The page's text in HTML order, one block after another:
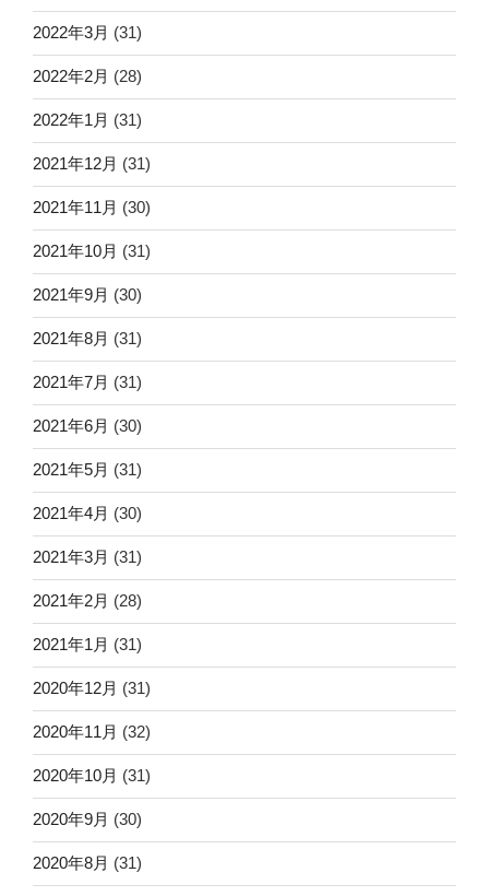
2022年3月 (31)
2022年2月 (28)
2022年1月 (31)
2021年12月 (31)
2021年11月 (30)
2021年10月 (31)
2021年9月 (30)
2021年8月 (31)
2021年7月 (31)
2021年6月 (30)
2021年5月 (31)
2021年4月 (30)
2021年3月 (31)
2021年2月 (28)
2021年1月 (31)
2020年12月 (31)
2020年11月 (32)
2020年10月 (31)
2020年9月 (30)
2020年8月 (31)